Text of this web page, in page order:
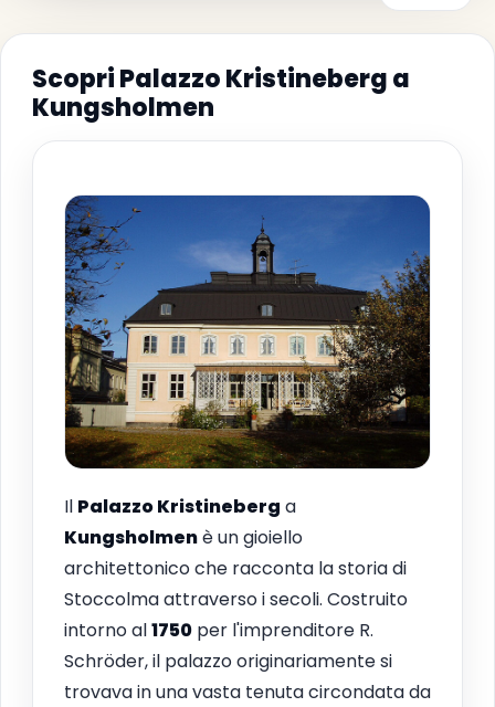
Scopri Palazzo Kristineberg a
Kungsholmen
Il Palazzo Kristineberg a
Kungsholmenè un gioiello
architettonico che racconta la storia di
Stoccolma attraverso i secoli. Costruito
intorno al1750 per l'imprenditore R.
Schröder, il palazzo originariamente si
trovava in una vasta tenuta circondata da